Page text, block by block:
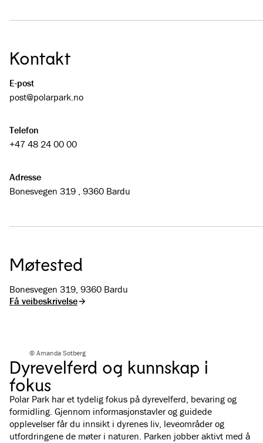
Kontakt
E-post
post@­polarpark.no
Telefon
+47 48 24 00 00
Adresse
Bonesvegen 319 , 9360 Bardu
Møtested
Bonesvegen 319, 9360 Bardu
Få veibeskrivelse
© Amanda Sotberg
Dyrevelferd og kunnskap i
fokus
Polar Park har et tydelig fokus på dyrevelferd, bevaring og
formidling. Gjennom informasjonstavler og guidede
opplevelser får du innsikt i dyrenes liv, leveområder og
utfordringene de møter i naturen. Parken jobber aktivt med å